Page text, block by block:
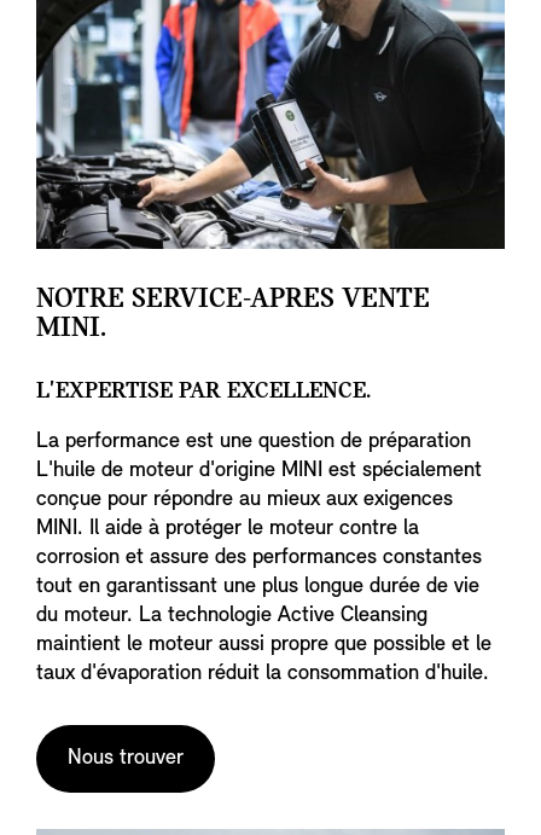
NOTRE SERVICE-APRES VENTE
MINI.
L'EXPERTISE PAR EXCELLENCE.
La performance est une question de préparation
L'huile de moteur d'origine MINI est spécialement
conçue pour répondre au mieux aux exigences
MINI. Il aide à protéger le moteur contre la
corrosion et assure des performances constantes
tout en garantissant une plus longue durée de vie
du moteur. La technologie Active Cleansing
maintient le moteur aussi propre que possible et le
taux d'évaporation réduit la consommation d'huile.
Nous trouver